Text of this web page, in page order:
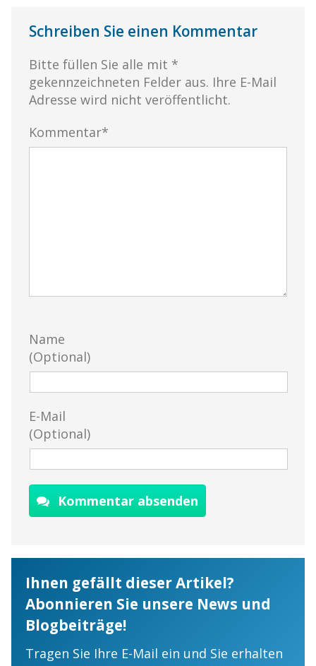
Schreiben Sie einen Kommentar
Bitte füllen Sie alle mit *
gekennzeichneten Felder aus. Ihre E-Mail
Adresse wird nicht veröffentlicht.
Kommentar*
Name
(Optional)
E-Mail
(Optional)
Kommentar absenden
Ihnen gefällt dieser Artikel?
Abonnieren Sie unsere News und
Blogbeiträge!
Tragen Sie Ihre E-Mail ein und Sie erhalten